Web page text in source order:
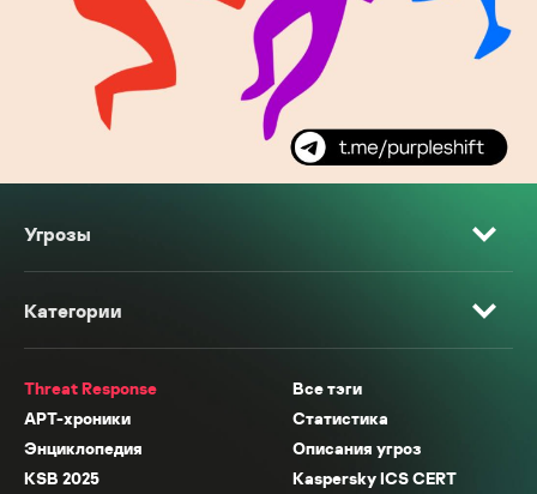
Угрозы
Категории
Threat Response
Все тэги
APT-хроники
Статистика
Энциклопедия
Описания угроз
KSB 2025
Kaspersky ICS CERT